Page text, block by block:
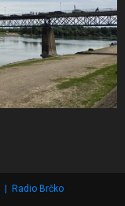
| Radio Brčko